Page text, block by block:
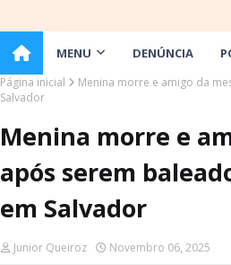
MENU DENÚNCIA
Página inicial
Menina morre e amigo da
Salvador
Menina morre e
após serem
em Salvador
Junior Queiroz Novembro 06, 2025